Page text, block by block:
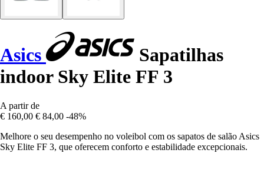
Asics
Sapatilhas
indoor Sky Elite FF 3
A partir de
€ 160,00 € 84,00 -48%
Melhore o seu desempenho no voleibol com os sapatos de salão Asics
Sky Elite FF 3, que oferecem conforto e estabilidade excepcionais.